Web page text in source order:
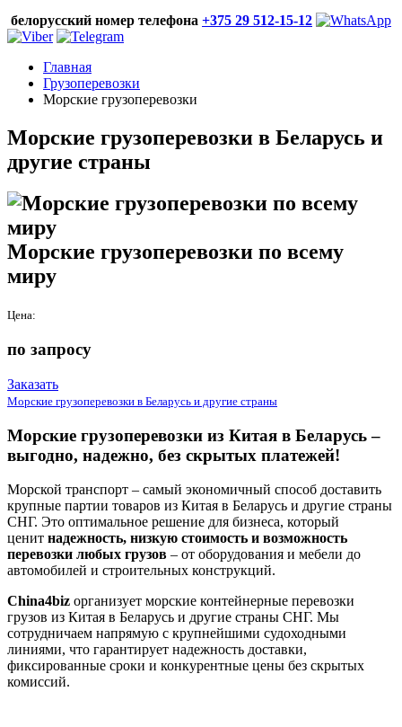
белорусский номер телефона +375 29 512-15-12
Главная
Грузоперевозки
Морские грузоперевозки
Морские грузоперевозки в Беларусь и
другие страны
Морские грузоперевозки по всему
миру
Цена:
по запросу
Заказать
Морские грузоперевозки в Беларусь и другие страны
Морские грузоперевозки из Китая в Беларусь –
выгодно, надежно, без скрытых платежей!
Морской транспорт – самый экономичный способ доставить
крупные партии товаров из Китая в Беларусь и другие страны
СНГ. Это оптимальное решение для бизнеса, который
ценит надежность, низкую стоимость и возможность
перевозки любых грузов – от оборудования и мебели до
автомобилей и строительных конструкций.
China4biz организует морские контейнерные перевозки
грузов из Китая в Беларусь и другие страны СНГ. Мы
сотрудничаем напрямую с крупнейшими судоходными
линиями, что гарантирует надежность доставки,
фиксированные сроки и конкурентные цены без скрытых
комиссий.